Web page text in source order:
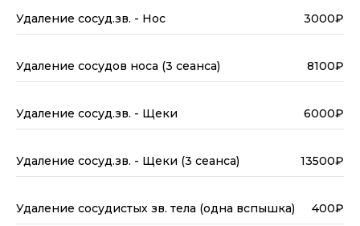
Удаление сосуд.зв. - Нос 3000₽
Удаление сосудов носа (3 сеанса) 8100₽
Удаление сосуд.зв. - Щеки 6000₽
Удаление сосуд.зв. - Щеки (3 сеанса) 13500₽
Удаление сосудистых зв. тела (одна вспышка) 400₽